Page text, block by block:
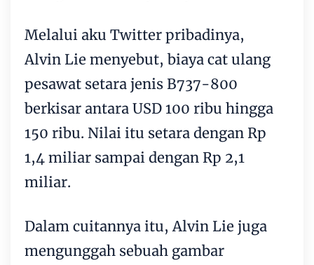
Melalui aku Twitter pribadinya,
Alvin Lie menyebut, biaya cat ulang
pesawat setara jenis B737-800
berkisar antara USD 100 ribu hingga
150 ribu. Nilai itu setara dengan Rp
1,4 miliar sampai dengan Rp 2,1
miliar.
Dalam cuitannya itu, Alvin Lie juga
mengunggah sebuah gambar